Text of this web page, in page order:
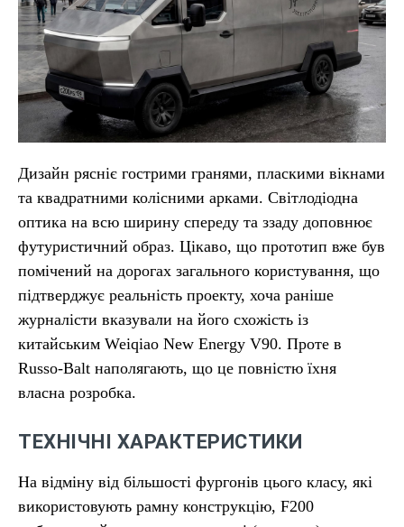
Дизайн рясніє гострими гранями, пласкими вікнами
та квадратними колісними арками. Світлодіодна
оптика на всю ширину спереду та ззаду доповнює
футуристичний образ. Цікаво, що прототип вже був
помічений на дорогах загального користування, що
підтверджує реальність проекту, хоча раніше
журналісти вказували на його схожість із
китайським Weiqiao New Energy V90. Проте в
Russo-Balt наполягають, що це повністю їхня
власна розробка.
ТЕХНІЧНІ ХАРАКТЕРИСТИКИ
На відміну від більшості фургонів цього класу, які
використовують рамну конструкцію, F200